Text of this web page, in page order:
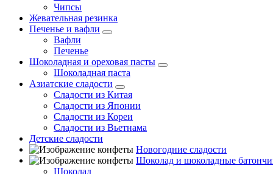
Чипсы
Жевательная резинка
Печенье и вафли
Вафли
Печенье
Шоколадная и ореховая пасты
Шоколадная паста
Азиатские сладости
Сладости из Китая
Сладости из Японии
Сладости из Кореи
Сладости из Вьетнама
Детские сладости
Новогодние сладости
Шоколад и шоколадные
Шоколад